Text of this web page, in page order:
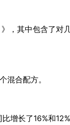
，其中包含了对
混合配方。
增长了16%和12%